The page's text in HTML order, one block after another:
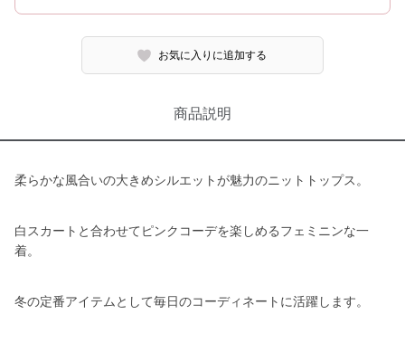
お気に入りに追加する
商品説明
柔らかな風合いの大きめシルエットが魅力のニットトップス。
白スカートと合わせてピンクコーデを楽しめるフェミニンな一
着。
冬の定番アイテムとして毎日のコーディネートに活躍します。